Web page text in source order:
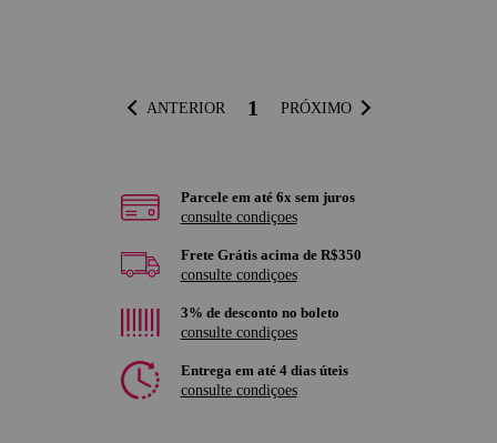
ANTERIOR 1 PRÓXIMO
Parcele em até 6x sem juros
consulte condiçoes
Frete Grátis acima de R$350
consulte condiçoes
3% de desconto no boleto
consulte condiçoes
Entrega em até 4 dias úteis
consulte condiçoes